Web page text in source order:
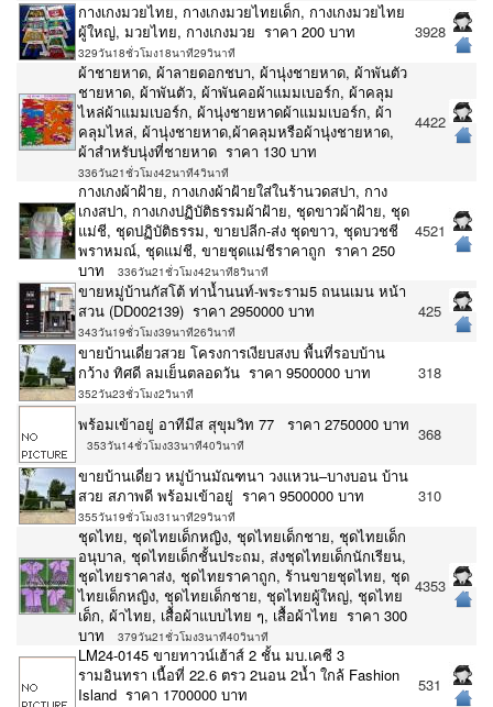
กางเกงมวยไทย, กางเกงมวยไทยเด็ก, กางเกงมวยไทย
ผู้ใหญ่, มวยไทย, กางเกงมวย ราคา 200 บาท
329วัน18ชั่วโมง18นาที29วินาที
3928
ผ้าชายหาด, ผ้าลายดอกชบา, ผ้านุ่งชายหาด, ผ้าพันตัว
ชายหาด, ผ้าพันตัว, ผ้าพันคอผ้าแมมเบอร์ก, ผ้าคลุม
ไหล่ผ้าแมมเบอร์ก, ผ้านุ่งชายหาดผ้าแมมเบอร์ก, ผ้า
คลุมไหล่, ผ้านุ่งชายหาด,ผ้าคลุมหรือผ้านุ่งชายหาด,
ผ้าสำหรับนุ่งที่ชายหาด ราคา 130 บาท
336วัน21ชั่วโมง42นาที4วินาที
4422
กางเกงผ้าฝ้าย, กางเกงผ้าฝ้ายใส่ในร้านวดสปา, กาง
เกงสปา, กางเกงปฏิบัติธรรมผ้าฝ้าย, ชุดขาวผ้าฝ้าย, ชุด
แม่ชี, ชุดปฏิบัติธรรม, ขายปลีก-ส่ง ชุดขาว, ชุดบวชชี
พราหมณ์, ชุดแม่ชี, ขายชุดแม่ชีราคาถูก ราคา 250
บาท
336วัน21ชั่วโมง42นาที8วินาที
4521
ขายหมู่บ้านกัสโต้​ ท่าน้ำนนท์-พระราม5 ถนนเมน หน้า
สวน (DD002139) ราคา 2950000 บาท
343วัน19ชั่วโมง39นาที26วินาที
425
ขายบ้านเดี่ยวสวย โครงการเงียบสงบ พื้นที่รอบบ้าน
กว้าง ทิศดี ลมเย็นตลอดวัน ราคา 9500000 บาท
352วัน23ชั่วโมง2วินาที
318
พร้อมเข้าอยู่ อาทีมีส สุขุมวิท 77 ราคา 2750000 บาท
353วัน14ชั่วโมง33นาที40วินาที
368
ขายบ้านเดี่ยว หมู่บ้านมัณฑนา วงแหวน–บางบอน บ้าน
สวย สภาพดี พร้อมเข้าอยู่ ราคา 9500000 บาท
355วัน19ชั่วโมง31นาที29วินาที
310
ชุดไทย, ชุดไทยเด็กหญิง, ชุดไทยเด็กชาย, ชุดไทยเด็ก
อนุบาล, ชุดไทยเด็กชั้นประถม, ส่งชุดไทยเด็กนักเรียน,
ชุดไทยราคาส่ง, ชุดไทยราคาถูก, ร้านขายชุดไทย, ชุด
ไทยเด็กหญิง, ชุดไทยเด็กชาย, ชุดไทยผู้ใหญ่, ชุดไทย
เด็ก, ผ้าไทย, เสื้อผ้าแบบไทย ๆ, เสื้อผ้าไทย ราคา 300
บาท
379วัน21ชั่วโมง3นาที40วินาที
4353
LM24-0145 ขายทาวน์เฮ้าส์ 2 ชั้น มบ.เคซี 3
รามอินทรา เนื้อที่ 22.6 ตรว 2นอน 2น้ำ ใกล้ Fashion
Island ราคา 1700000 บาท
531